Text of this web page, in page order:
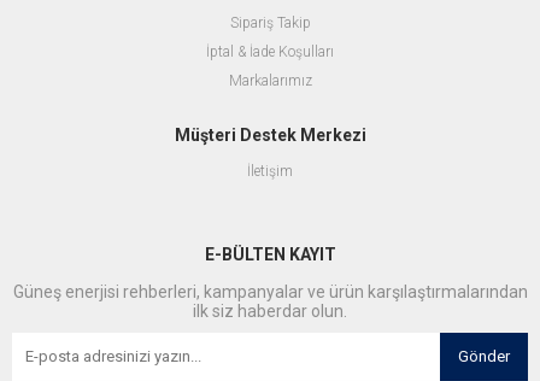
Sipariş Takip
İptal & İade Koşulları
Markalarımız
Müşteri Destek Merkezi
İletişim
E-BÜLTEN KAYIT
Güneş enerjisi rehberleri, kampanyalar ve ürün karşılaştırmalarından
ilk siz haberdar olun.
Gönder